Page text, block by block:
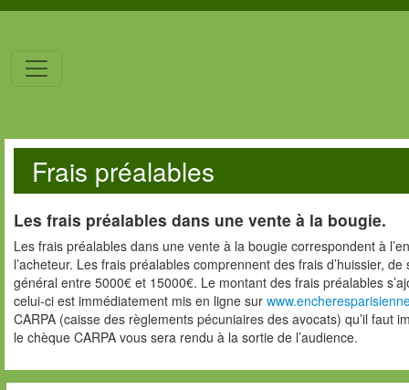
Frais préalables
Les frais préalables dans une vente à la bougie.
Les frais préalables dans une vente à la bougie correspondent à
l’acheteur. Les frais préalables comprennent des frais d’huissier,
général entre 5000€ et 15000€. Le montant des frais préalables
celui-ci est immédiatement mis en ligne sur
CARPA (caisse des règlements pécuniaires des avocats) qu’il faut
le chèque CARPA vous sera rendu à la sortie de l’audience.